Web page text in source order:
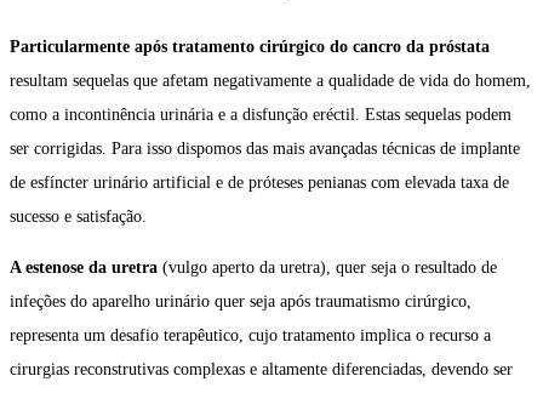
Particularmente após tratamento cirúrgico do cancro da próstata
resultam sequelas que afetam negativamente a qualidade de vida do homem,
como a incontinência urinária e a disfunção eréctil. Estas sequelas podem
ser corrigidas. Para isso dispomos das mais avançadas técnicas de implante
de esfíncter urinário artificial e de próteses penianas com elevada taxa de
sucesso e satisfação.
A estenose da uretra (vulgo aperto da uretra), quer seja o resultado de
infeções do aparelho urinário quer seja após traumatismo cirúrgico,
representa um desafio terapêutico, cujo tratamento implica o recurso a
cirurgias reconstrutivas complexas e altamente diferenciadas, devendo ser